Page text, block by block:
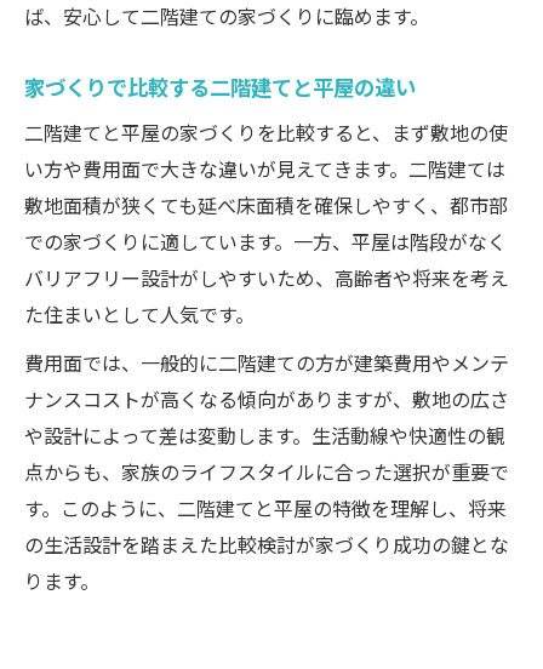
ば、安心して二階建ての家づくりに臨めます。
家づくりで比較する二階建てと平屋の違い
二階建てと平屋の家づくりを比較すると、まず敷地の使
い方や費用面で大きな違いが見えてきます。二階建ては
敷地面積が狭くても延べ床面積を確保しやすく、都市部
での家づくりに適しています。一方、平屋は階段がなく
バリアフリー設計がしやすいため、高齢者や将来を考え
た住まいとして人気です。
費用面では、一般的に二階建ての方が建築費用やメンテ
ナンスコストが高くなる傾向がありますが、敷地の広さ
や設計によって差は変動します。生活動線や快適性の観
点からも、家族のライフスタイルに合った選択が重要で
す。このように、二階建てと平屋の特徴を理解し、将来
の生活設計を踏まえた比較検討が家づくり成功の鍵とな
ります。